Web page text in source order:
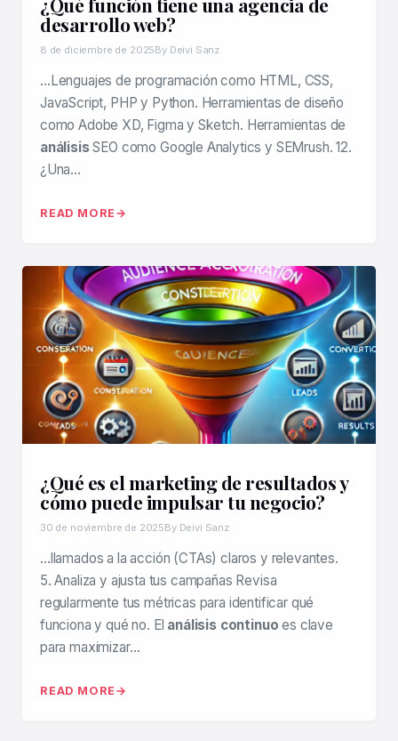
desarrollo web?
8 de diciembre de 2025By Deivi Sanz
…Lenguajes de programación como HTML, CSS,
JavaScript, PHP y Python. Herramientas de diseño
como Adobe XD, Figma y Sketch. Herramientas de
análisisSEO como Google Analytics y SEMrush. 12.
¿Una…
READ MORE
¿Qué es el marketing de resultados y
cómo puede impulsar tu negocio?
30 de noviembre de 2025By Deivi Sanz
…llamados a la acción (CTAs) claros y relevantes.
5. Analiza y ajusta tus campañas Revisa
regularmente tus métricas para identificar qué
funciona y qué no. El análisis continuo es clave
para maximizar…
READ MORE